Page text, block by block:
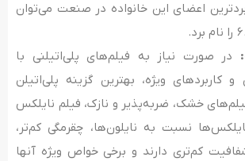
اعضای این خانواده در صنعت می‌توان
در صورت نیاز به فیلم‌های پلی‌اتیلنی با
کاربردهای ویژه، بهترین گزینه پلی‌اتیلن
خشک، ضربه‌پذیر و نازک، فیلم نایلکس
نسبت به نایلون‌ها، چقرمگی کم‌تر،
کم‌تری دارند و برخی خواص ویژه آنها